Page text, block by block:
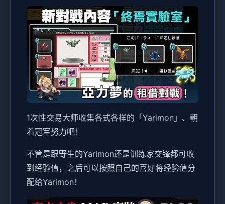
1次性交易大师收集各式各样的「Yarimon」、朝
着冠军努力吧！
不管是跟野生的Yarimon还是训练家交锋都可收
到经验值，之后可以按照自己的喜好将经验值分
配给Yarimon！